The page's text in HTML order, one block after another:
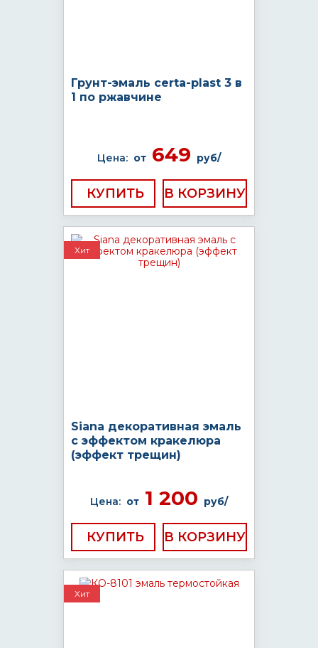
Грунт-эмаль certa-plast 3 в
1 по ржавчине
Цена: от 649 руб/
КУПИТЬ
Хит
Siana декоративная эмаль
с эффектом кракелюра
(эффект трещин)
Цена: от 1 200 руб/
КУПИТЬ
Хит